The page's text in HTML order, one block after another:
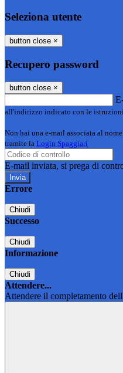
Seleziona utente
button close ×
Recupero password
button close ×
all'indirizzo indicato con le istruzioni
Non hai una e-mail associata al
tramite la Login Spaggiari
E-mail inviata, si prega di
Errore
Chiudi
Successo
Chiudi
Informazione
Chiudi
Attendere...
Attendere il completamento